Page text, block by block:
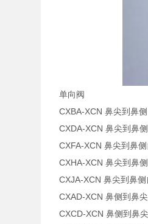
单向阀
CXBA-XCN 鼻尖到鼻
CXDA-XCN 鼻尖到鼻
CXFA-XCN 鼻尖到鼻
CXHA-XCN 鼻尖到鼻
CXJA-XCN 鼻尖到鼻
CXAD-XCN 鼻侧到鼻
CXCD-XCN 鼻侧到鼻